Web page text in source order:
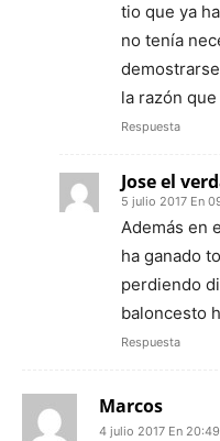
tio que ya
no tenía
la razón
Respuesta
Jose el
5 julio 2017 En
Además en
ha ganado
perdiendo
baloncesto
Respuesta
Marcos
4 julio 2017 En 20:49